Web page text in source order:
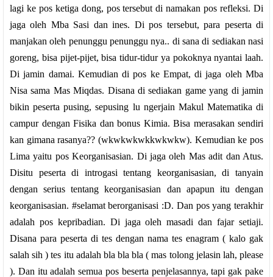
lagi ke pos ketiga dong, pos tersebut di namakan pos refleksi. Di
jaga oleh Mba Sasi dan ines. Di pos tersebut, para peserta di
manjakan oleh penunggu penunggu nya.. di sana di sediakan nasi
goreng, bisa pijet-pijet, bisa tidur-tidur ya pokoknya nyantai laah.
Di jamin damai. Kemudian di pos ke Empat, di jaga oleh Mba
Nisa sama Mas Miqdas. Disana di sediakan game yang di jamin
bikin peserta pusing, sepusing lu ngerjain Makul Matematika di
campur dengan Fisika dan bonus Kimia. Bisa merasakan sendiri
kan gimana rasanya?? (wkwkwkwkkwkwkw). Kemudian ke pos
Lima yaitu pos Keorganisasian. Di jaga oleh Mas adit dan Atus.
Disitu peserta di introgasi tentang keorganisasian, di tanyain
dengan serius tentang keorganisasian dan apapun itu dengan
keorganisasian. #selamat berorganisasi :D. Dan pos yang terakhir
adalah pos kepribadian. Di jaga oleh masadi dan fajar setiaji.
Disana para peserta di tes dengan nama tes enagram ( kalo gak
salah sih ) tes itu adalah bla bla bla ( mas tolong jelasin lah, please
). Dan itu adalah semua pos beserta penjelasannya, tapi gak pake